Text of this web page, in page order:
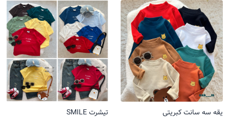
یقه سه سانت کبریتی
تیشرت SMILE